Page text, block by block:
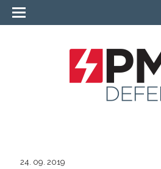
24. 09. 2019